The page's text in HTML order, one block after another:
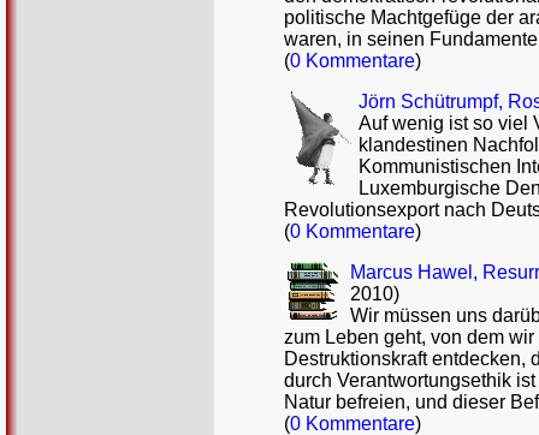
politische Machtgefüge der
waren, in seinen
(0 Kommentare)
Jörn Schütrumpf,
Auf wenig ist so viel
klandestinen
Kommunistischen
Luxemburgische
Revolutionsexport nach
(0 Kommentare)
Marcus Hawel,
2010)
Wir müssen uns
zum Leben geht, von dem
Destruktionskraft entdecken,
durch Verantwortungsethik
Natur befreien, und dieser
(0 Kommentare)